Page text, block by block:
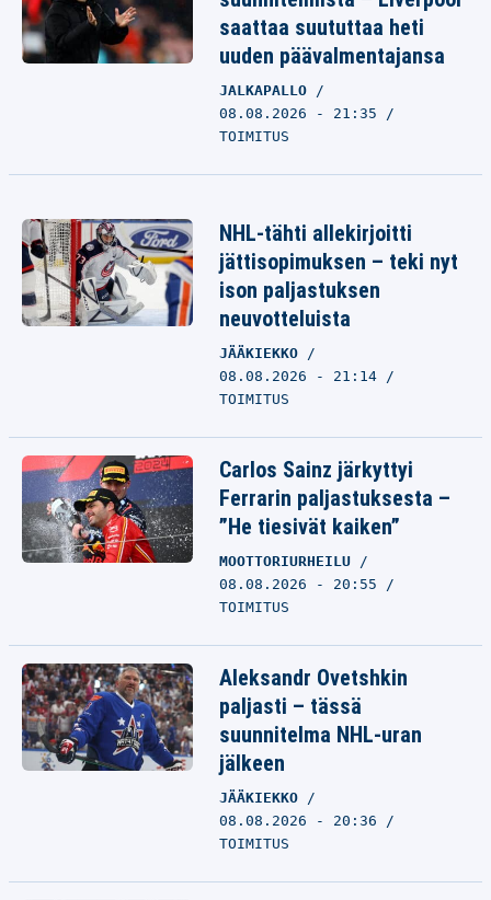
saattaa suututtaa heti
uuden päävalmentajansa
JALKAPALLO
08.08.2026 - 21:35
TOIMITUS
NHL-tähti allekirjoitti
jättisopimuksen – teki nyt
ison paljastuksen
neuvotteluista
JÄÄKIEKKO
08.08.2026 - 21:14
TOIMITUS
Carlos Sainz järkyttyi
Ferrarin paljastuksesta –
”He tiesivät kaiken”
MOOTTORIURHEILU
08.08.2026 - 20:55
TOIMITUS
Aleksandr Ovetshkin
paljasti – tässä
suunnitelma NHL-uran
jälkeen
JÄÄKIEKKO
08.08.2026 - 20:36
TOIMITUS